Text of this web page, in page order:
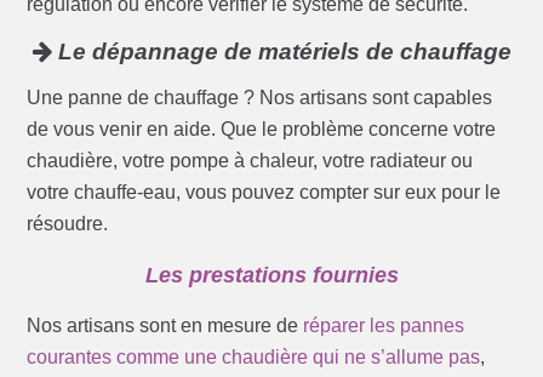
régulation ou encore vérifier le système de sécurité.
Le dépannage de matériels de chauffage
Une panne de chauffage ? Nos artisans sont capables
de vous venir en aide. Que le problème concerne votre
chaudière, votre pompe à chaleur, votre radiateur ou
votre chauffe-eau, vous pouvez compter sur eux pour le
résoudre.
Les prestations fournies
Nos artisans sont en mesure de réparer les pannes
courantes comme une chaudière qui ne s’allume pas,